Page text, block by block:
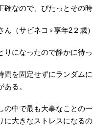
確なので、ぴたっとその時
ん（サビネコ♀享年2２歳
りになったので静かに待っ
間を固定せずにランダム
る。
の中で最も大事なことの
に大きなストレスになるの